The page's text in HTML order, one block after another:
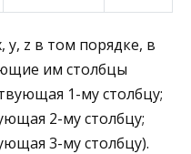
y, z в том порядке, в
им столбцы
1-му столбцу;
2-му столбцу;
3-му столбцу).